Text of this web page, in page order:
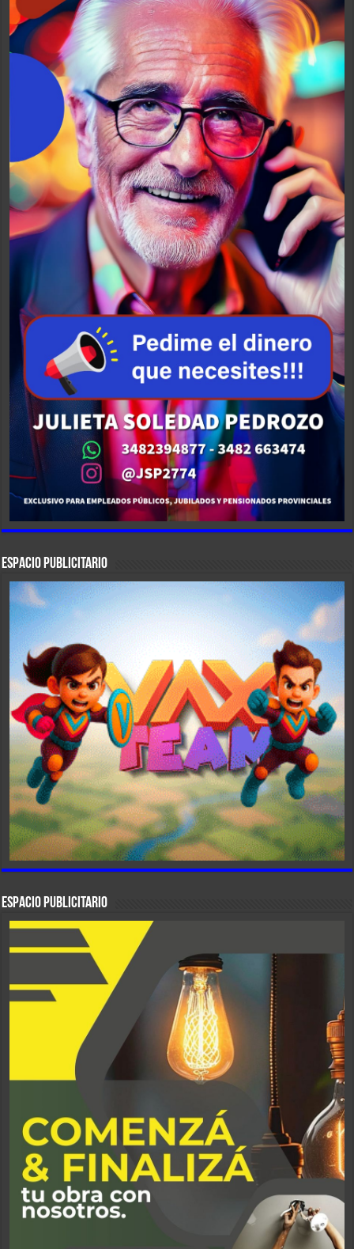
ESPACIO PUBLICITARIO
ESPACIO PUBLICITARIO